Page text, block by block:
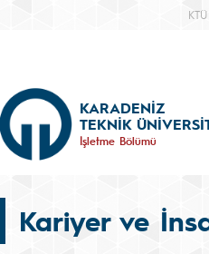
KARADENİZ
TEKNİK
İşletme Bölümü
Kariyer ve